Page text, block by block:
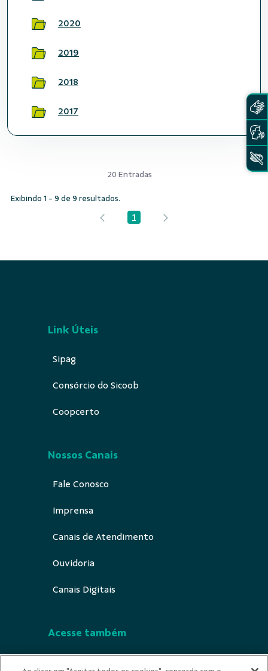
2020
2019
2018
2017
20 Entradas
Exibindo 1 - 9 de 9 resultados.
Página
1
Link Úteis
Sipag
Consórcio do Sicoob
Coopcerto
Nossos Canais
Fale Conosco
Imprensa
Canais de Atendimento
Ouvidoria
Canais Digitais
Acesse também